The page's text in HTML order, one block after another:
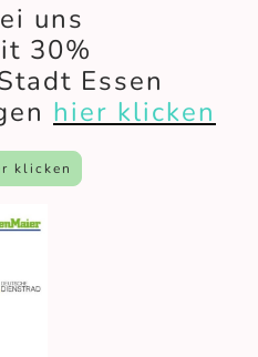
uns
30%
Essen
hier klicken
klicken